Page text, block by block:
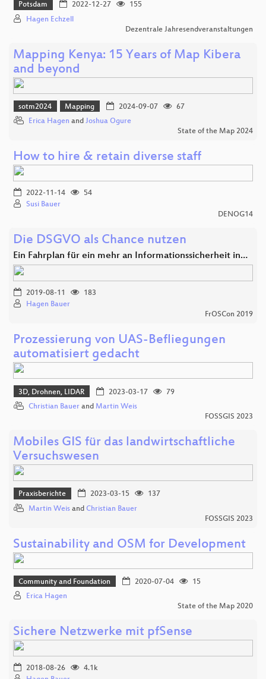
Potsdam 2022-12-27
155
Hagen Echzell
Dezentrale Jahresendveranstaltungen
Mapping Kenya: 15 Years of Map Kibera
and beyond
sotm2024 Mapping 2024-09-07
67
Erica Hagen and Joshua Ogure
State of the Map 2024
How to hire & retain diverse staff
2022-11-14
54
Susi Bauer
DENOG14
Die DSGVO als Chance nutzen
Ein Fahrplan für ein mehr an Informationssicherheit in…
2019-08-11
183
Hagen Bauer
FrOSCon 2019
Prozessierung von UAS-Befliegungen
automatisiert gedacht
3D, Drohnen, LIDAR 2023-03-17
79
Christian Bauer and Martin Weis
FOSSGIS 2023
Mobiles GIS für das landwirtschaftliche
Versuchswesen
Praxisberichte 2023-03-15
137
Martin Weis and Christian Bauer
FOSSGIS 2023
Sustainability and OSM for Development
Community and Foundation 2020-07-04
15
Erica Hagen
State of the Map 2020
Sichere Netzwerke mit pfSense
2018-08-26
4.1k